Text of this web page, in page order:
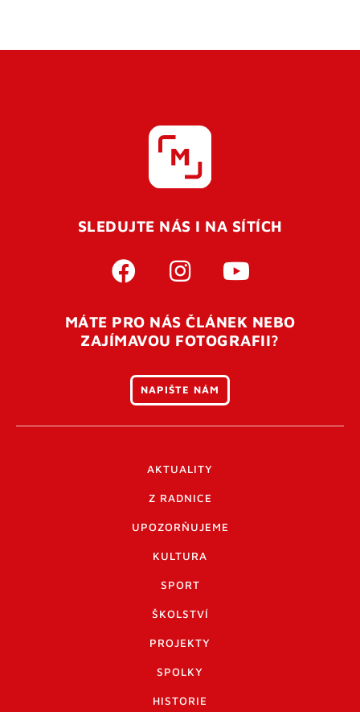
SLEDUJTE NÁS I NA SÍTÍCH
MÁTE PRO NÁS ČLÁNEK NEBO
ZAJÍMAVOU FOTOGRAFII?
NAPIŠTE NÁM
AKTUALITY
Z RADNICE
UPOZORŇUJEME
KULTURA
SPORT
ŠKOLSTVÍ
PROJEKTY
SPOLKY
HISTORIE